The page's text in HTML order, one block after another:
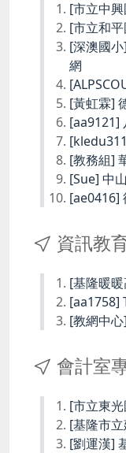
[市立中
[市立和
[深澳國
網
[黃虹霖]
[aa9121]
[教務組]
[Sue] 中
[ae0416]
資訊教
[基隆暖
[aa1758]
[教網中
會計室
[市立東
[基隆市
[劉運漢]